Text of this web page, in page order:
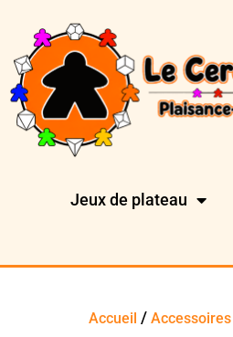
Jeux de plateau
Accueil /Accessoires